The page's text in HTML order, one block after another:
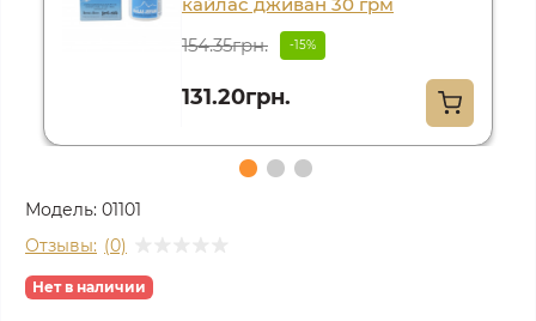
154.35грн.
-15%
131.20грн.
Модель: 01101
Отзывы: (0)
Нет в наличии